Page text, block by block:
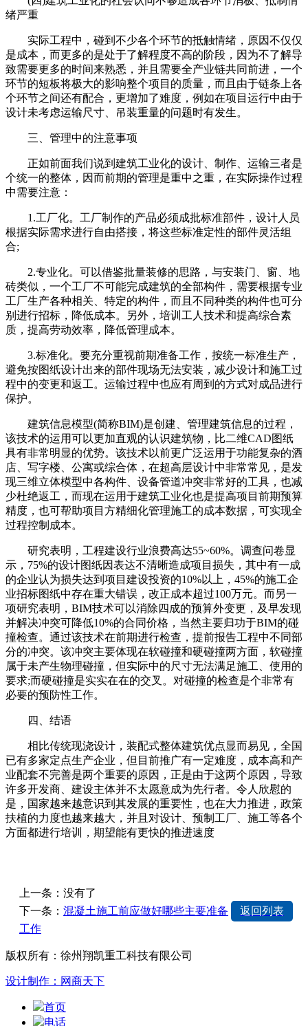
绪严重
实际工程中，碰到不少各个环节的抵触情绪，原因不仅仅
是成本，而更多的是处于了解程度不高的阶段，因为不了解导
致需要更多的时间来熟悉，并且需要全产业链共同前进，一个
环节的短板将极大的影响整个项目的质量，而且由于链条上各
个环节之间还有配合，更增加了难度，例如在项目运行中由于
设计未考虑运输尺寸、吊装重量的问题时有发生。
三、管理中的注意事项
正如前面我们说到建筑工业化的设计、制作、运输三者是
个统一的整体，因而前期的管理是重中之重，在实际操作过程
中需要注意：
1.工厂化。工厂制作的产品必须成批标准部件，设计人员
根据实际需求进行自由搭接，将这些标准定性的部件灵活组
合;
2.专业化。可以借鉴批量装修的思路，与安装门、窗、地
砖类似，一个工厂不可能完成建筑的全部构件，需要根据专业
工厂生产各种相关、特定的构件，而且不同种类的构件也可分
别进行招标，降低成本。另外，培训工人技术和提高综合素
质，提高劳动效率，降低管理成本。
3.标准化。要充分重视前期准备工作，按统一标准生产，
避免按图纸设计出来的部件现场无法安装，减少设计和施工过
程中的变更和返工。运输过程中也应有周到的方式对成品进行
保护。
建筑信息模型(简称BIM)是创建、管理建筑信息的过程，
该技术的运用可以更加直观的认识建筑物，比二维CAD图纸
具有非常明显的优势。该技术以前更广泛运用于功能复杂的酒
店、写字楼、公寓或综合体，在超高层设计中非常常见，是发
现三维立体模型中各构件、设备管道冲突非常好的工具，也减
少杜绝返工，而现在运用于建筑工业化也是提高项目前期预算
精度，也可帮助项目方精细化管理施工的成本数据，可实现全
过程控制成本。
研究表明，工程建设行业浪费高达55~60%。调查问卷显
示，75%的设计图纸因表达不清晰造成项目损失，其中有一成
的企业认为损失达到项目建设投资的10%以上，45%的施工企
业招标图纸中存在重大错误，改正成本超过100万元。而另一
项研究表明，BIM技术可以消除四成的预算外变更，及早发现
并解决冲突可降低10%的合同价格，当然主要归功于BIM的碰
撞检查。通过该技术在前期进行检查，提前报告工程中不同部
分的冲突。该冲突主要体现在软碰撞和硬碰撞两方面，软碰撞
属于未产生物理碰撞，但实际中的尺寸无法满足施工、使用的
要求;而硬碰撞是实实在在的交叉。对碰撞的检查是个非常有
必要的预防性工作。
四、结语
相比传统现浇设计，装配式整体建筑优点显而易见，全国
已有多家定点生产企业，但目前推广有一定难度，成本高和产
业配套不完善是两个重要的原因，正是由于这两个原因，导致
许多开发商、建设主体并不太愿意成为先行者。令人欣慰的
是，国家越来越意识到其发展的重要性，也在大力推进，政策
扶植的力度也越来越大，并且对设计、预制工厂、施工等各个
方面都进行培训，期望能有更快的推进速度
上一条：没有了
下一条： 混凝土施工前应做好哪些主要准备
工作
返回列表
版权所有：徐州翔凯重工科技有限公司
设计制作：网商天下
首页
电话